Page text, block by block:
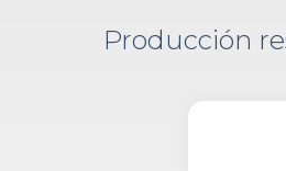
Producción